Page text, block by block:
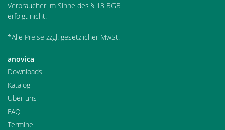
Verbraucher im Sinne des § 13 BGB
erfolgt nicht.
*Alle Preise zzgl. gesetzlicher MwSt.
anovica
Downloads
Katalog
Über uns
FAQ
Termine